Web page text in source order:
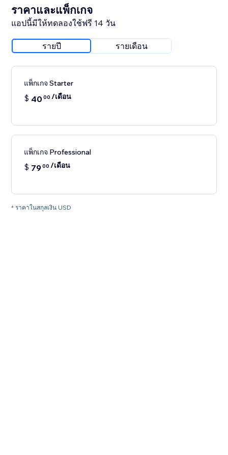
ราคาและแพ็กเกจ
แอปนี้มีให้ทดลองใช้ฟรี 14 วัน
รายปี รายเดือน
แพ็กเกจ Starter
$ 40 00 /เดือน
แพ็กเกจ Professional
$ 7900 /เดือน
* ราคาในสกุลเงิน USD